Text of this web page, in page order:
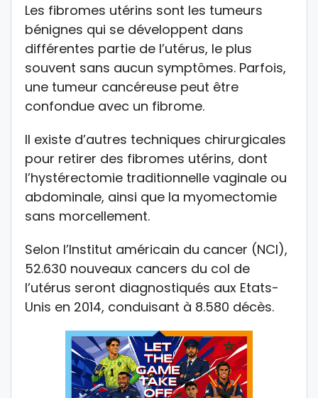
Les fibromes utérins sont les tumeurs
bénignes qui se développent dans
différentes partie de l’utérus, le plus
souvent sans aucun symptômes. Parfois,
une tumeur cancéreuse peut être
confondue avec un fibrome.
Il existe d’autres techniques chirurgicales
pour retirer des fibromes utérins, dont
l’hystérectomie traditionnelle vaginale ou
abdominale, ainsi que la myomectomie
sans morcellement.
Selon l’Institut américain du cancer (NCI),
52.630 nouveaux cancers du col de
l’utérus seront diagnostiqués aux Etats-
Unis en 2014, conduisant à 8.580 décès.